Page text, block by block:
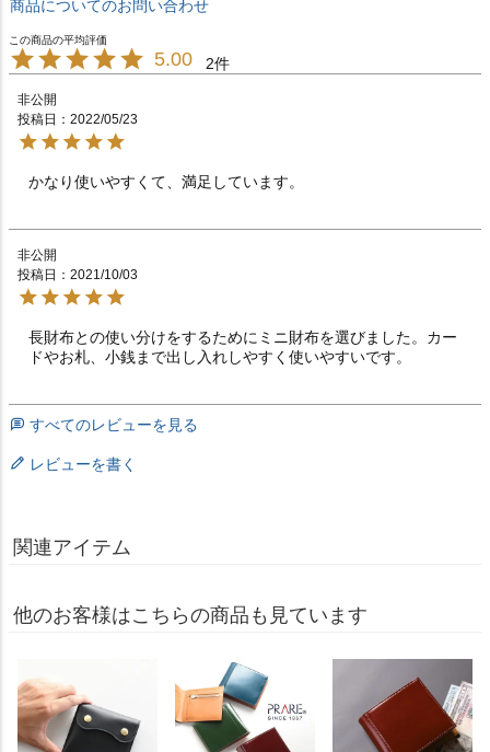
商品についてのお問い合わせ
5.00 2
非公開
投稿日
2022/05/23
かなり使いやすくて、満足しています。
非公開
投稿日
2021/10/03
長財布との使い分けをするためにミニ財布を選びました。カー
すべてのレビューを見る
レビューを書く
関連アイテム
他のお客様はこちらの商品も見ています